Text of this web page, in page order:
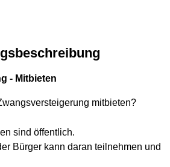
- Mitbieten
mitbieten?
sind öffentlich.
Bürger kann daran teilnehmen und